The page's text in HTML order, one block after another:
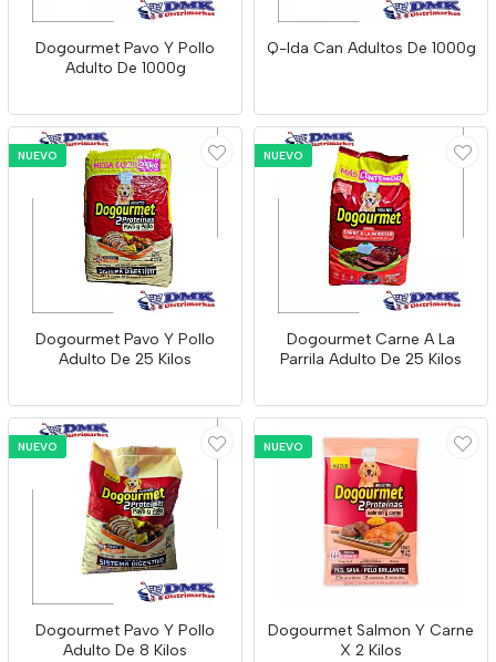
Dogourmet Pavo Y Pollo
Adulto De 1000g
Q-Ida Can Adultos De 1000g
NUEVO
Dogourmet Pavo Y Pollo
Adulto De 25 Kilos
NUEVO
Dogourmet Carne A La
Parrila Adulto De 25 Kilos
NUEVO
Dogourmet Pavo Y Pollo
Adulto De 8 Kilos
NUEVO
Dogourmet Salmon Y Carne
X 2 Kilos